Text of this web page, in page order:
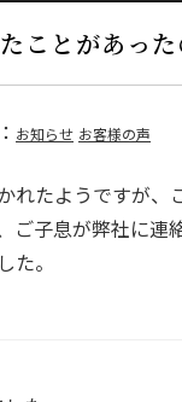
ことがあっ
お知らせ お客様の声
れたようですが
ご子息が弊社に
。